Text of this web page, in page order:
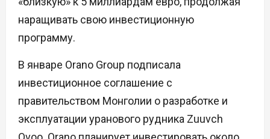
наращивать свою инвестиционную
программу.
В январе Orano Group подписала
инвестиционное соглашение с
правительством Монголии о разработке и
эксплуатации уранового рудника Zuuvch